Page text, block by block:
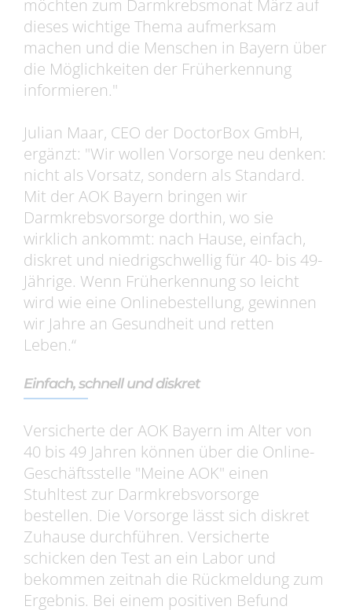
möchten zum Darmkrebsmonat März auf
dieses wichtige Thema aufmerksam
machen und die Menschen in Bayern über
die Möglichkeiten der Früherkennung
informieren."
Julian Maar, CEO der DoctorBox GmbH,
ergänzt: "Wir wollen Vorsorge neu denken:
nicht als Vorsatz, sondern als Standard.
Mit der AOK Bayern bringen wir
Darmkrebsvorsorge dorthin, wo sie
wirklich ankommt: nach Hause, einfach,
diskret und niedrigschwellig für 40- bis 49-
Jährige. Wenn Früherkennung so leicht
wird wie eine Onlinebestellung, gewinnen
wir Jahre an Gesundheit und retten
Leben.“
Einfach, schnell und diskret
Versicherte der AOK Bayern im Alter von
40 bis 49 Jahren können über die Online-
Geschäftsstelle "Meine AOK" einen
Stuhltest zur Darmkrebsvorsorge
bestellen. Die Vorsorge lässt sich diskret
Zuhause durchführen. Versicherte
schicken den Test an ein Labor und
bekommen zeitnah die Rückmeldung zum
Ergebnis. Bei einem positiven Befund